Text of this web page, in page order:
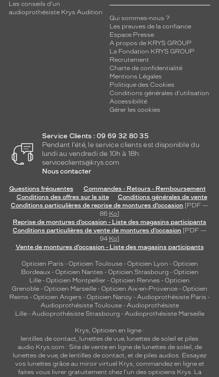
Les conseils d'un
audioprothésiste Krys Audition
Qui sommes-nous ?
Les preuves de la confiance
Espace Presse
A propos de KRYS GROUP
La Fondation KRYS GROUP
Recrutement
Charte de confidentialité
Mentions Légales
Politique des Cookies
Conditions générales d'utilisation
Accessibilité
Gérer les cookies
Service Clients : 09 69 32 80 35
Pendant l'été, le service clients est disponible du
lundi au vendredi de 10h à 18h.
serviceclients@krys.com
Nous contacter
Questions fréquentes
Commandes - Retours - Remboursement
Conditions des offres sur le site
Conditions générales de vente
Conditions particulières de reprise de montures d’occasion [PDF —
86 Ko]
Reprise de montures d’occasion - Liste des magasins participants
Conditions particulières de vente de montures d’occasion [PDF —
94 Ko]
Vente de montures d’occasion - Liste des magasins participants
Opticien Paris - Opticien Toulouse- Opticien Lyon - Opticien
Bordeaux- Opticien Nantes - Opticien Strasbourg - Opticien
Lille - Opticien Montpellier - Opticien Rennes - Opticien
Grenoble - Opticien Marseille - Opticien Aix-en-Provence - Opticien
Reims - Opticien Angers - Opticien Nancy - Audioprothésiste Paris -
Audioprothésiste Toulouse- Audioprothésiste
Lille- Audioprothésiste Strasbourg - Audioprothésiste Marseille
Krys, Opticien en ligne :
lentilles de contact, lunettes de vue, lunettes de soleil et piles
audio Krys.com : Site de vente en ligne de lunettes de soleil, de
lunettes de vue, de lentilles de contact, et de piles audios. Essayez
vos lunettes grâce au miroir virtuel Krys, commandez en ligne et
faites vous livrer gratuitement chez l'un des opticiens Krys. La